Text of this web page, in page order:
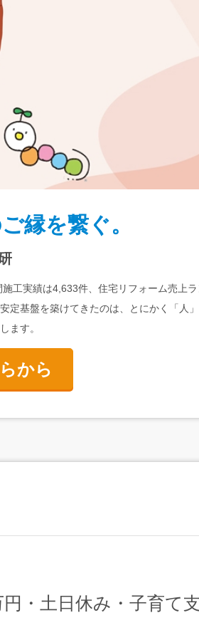
縁を繋ぐ。
工実績は4,633件、住宅リフォーム売上
定基盤を築けてきたのは、とにかく「人
ます。
から
・土日休み・子育て